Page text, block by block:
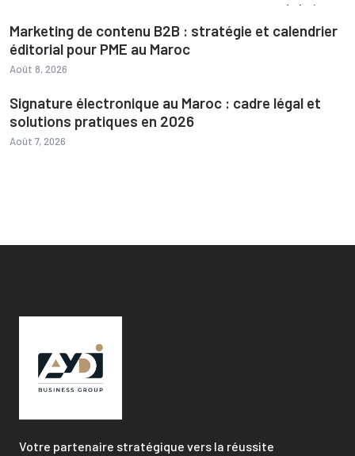
Marketing de contenu B2B : stratégie et calendrier
éditorial pour PME au Maroc
Août 8, 2026
Signature électronique au Maroc : cadre légal et
solutions pratiques en 2026
Août 7, 2026
Votre partenaire stratégique vers la réussite